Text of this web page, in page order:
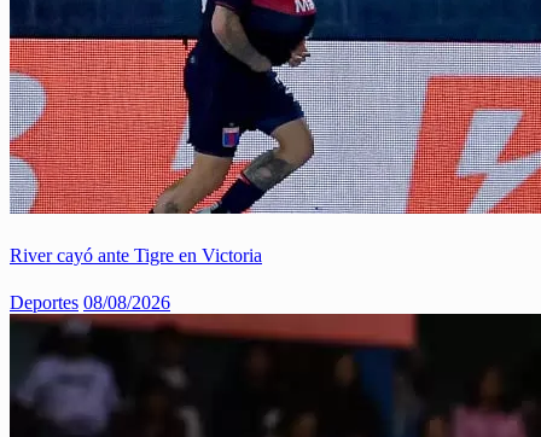
River cayó ante Tigre en Victoria
Deportes 08/08/2026